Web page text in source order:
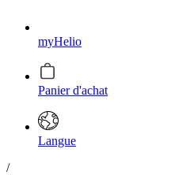
myHelio
Panier d'achat
Langue
/